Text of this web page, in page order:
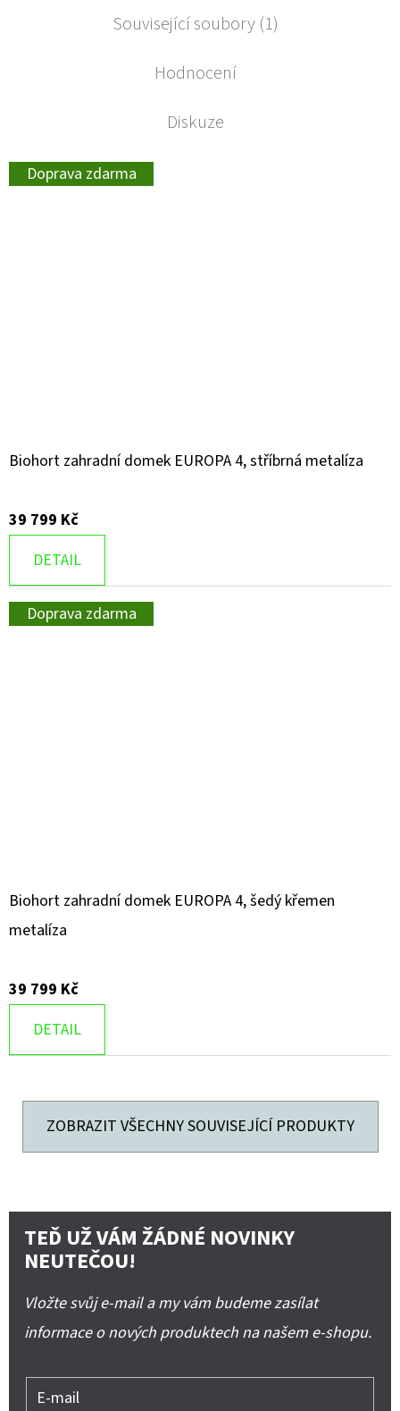
Související soubory (1)
Hodnocení
Diskuze
Doprava zdarma
Biohort zahradní domek EUROPA 4, stříbrná metalíza
39 799 Kč
DETAIL
Doprava zdarma
Biohort zahradní domek EUROPA 4, šedý křemen
metalíza
39 799 Kč
DETAIL
ZOBRAZIT VŠECHNY SOUVISEJÍCÍ PRODUKTY
TEĎ UŽ VÁM ŽÁDNÉ NOVINKY
NEUTEČOU!
Vložte svůj e-mail a my vám budeme zasílat
informace o nových produktech na našem e-shopu.
E-mail